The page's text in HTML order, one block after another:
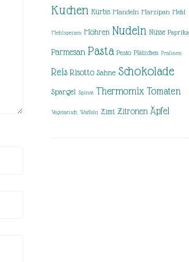
Kuchen Kürbis Mandeln Marzipan Mehl
Mehlspeisen Möhren Nudeln Nüsse Paprika
Parmesan Pasta Pesto Plätzchen Pralinen
Reis Risotto Sahne Schokolade
Spargel Spinat Thermomix Tomaten
Vegetarisch Waffeln Zimt Zitronen Äpfel